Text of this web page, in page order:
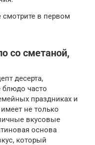
смотрите в первом
со сметаной,
десерта,
блюдо часто
праздниках и
не только
вкусовые
основа
который